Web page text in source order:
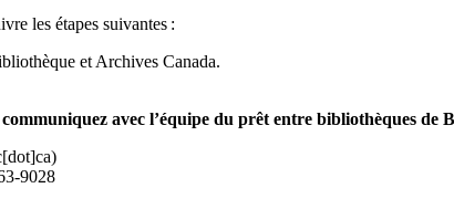
les étapes suivantes :
et Archives Canada.
communiquez avec l’équipe du prêt entre bibliothèques de
)
9028